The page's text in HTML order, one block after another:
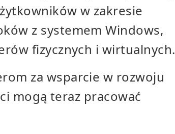
w zakresie
z systemem Windows,
fizycznych i wirtualnych.
za wsparcie w rozwoju
mogą teraz pracować